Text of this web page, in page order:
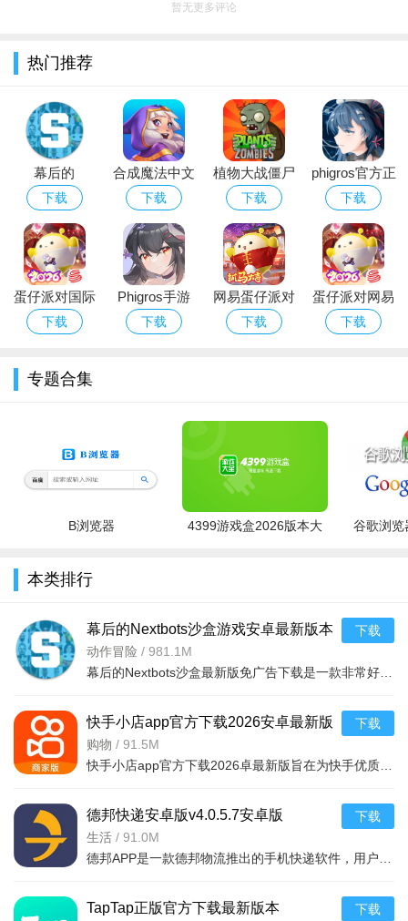
暂无更多评论
热门推荐
幕后的
Nextbots沙盒
游戏安卓最新
版本
下载
合成魔法中文
版
下载
植物大战僵尸
经典版下载安
装免费
下载
phigros官方正
版下载2026最
新版安卓版
下载
蛋仔派对国际
服Eggy Party
版
下载
Phigros手游
官方下载最新
下载
网易蛋仔派对
游戏免费版下
下载
蛋仔派对网易
版下载安卓正
下载
专题合集
B浏览器
4399游戏盒2026版本大
谷歌浏览
本类排行
幕后的Nextbots沙盒游戏安卓最新版本
v11.2.2 中文版
动作冒险 / 981.1M
下载
快手小店app官方下载2026安卓最新版
v7.2.40.481安卓最新版
购物 / 91.5M
下载
德邦快递安卓版v4.0.5.7安卓版
生活 / 91.0M
下载
TapTap正版官方下载最新版本
下载